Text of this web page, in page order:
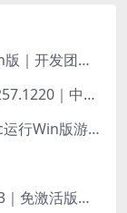
🕹️Switch模拟器Ryujinx｜Mac+Win版｜开发团队已解散此乃最后的绝唱版本
模拟人生4 SIMS4 For Mac v1.118.257.1220｜中文原生版｜无限金币｜全100DLC
Win版Steam For Mac v2.0｜在Mac运行Win版游戏！｜升级GPTK4.0支持！
🔥Parallels Desktop v26.4.0-57513｜免激活版｜在Mac上安装Windows/Linux等系统[赠Windows激活]